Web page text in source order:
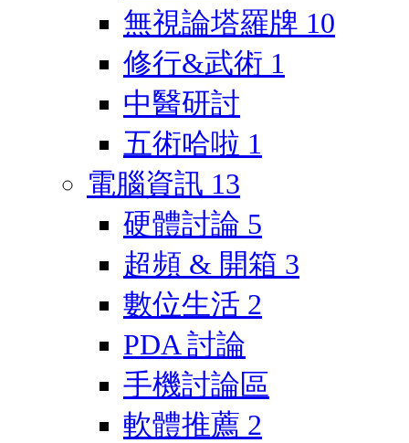
無視論塔羅牌 10
修行&武術 1
中醫研討
五術哈啦 1
電腦資訊 13
硬體討論 5
超頻 & 開箱 3
數位生活 2
PDA 討論
手機討論區
軟體推薦 2